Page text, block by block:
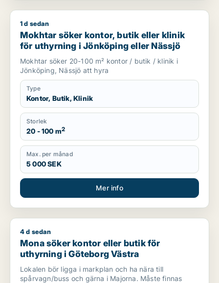
Mokhtar söker kontor, butik eller klinik för uthyrning i
1 d sedan
Mokhtar söker kontor, butik eller klinik
för uthyrning i Jönköping eller Nässjö
Mokhtar söker 20-100 m² kontor / butik / klinik i
Jönköping, Nässjö att hyra
Type
Kontor, Butik, Klinik
Storlek
20 - 100 m2
Max. per månad
5 000 SEK
Mer info
Mona söker kontor eller butik för uthyrning i Göteborg
4 d sedan
Mona söker kontor eller butik för
uthyrning i Göteborg Västra
Lokalen bör ligga i markplan och ha nära till
spårvagn/buss och gärna i Majorna. Måste finnas